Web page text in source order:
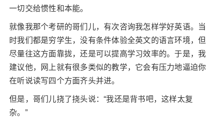
一切交给惯性和本能。
就像我那个考研的哥们儿，有次咨询我怎样学好英语。当
时我们都是穷学生，没有条件体验全英文的语言环境，但
尽量往这方面靠拢，还是可以提高学习效率的。于是，我
建议他，网上就有很多类似的教学，它会有压力地逼迫你
在听说读写四个方面齐头并进。
但是，哥们儿挠了挠头说：“我还是背书吧，这样太复
杂。”